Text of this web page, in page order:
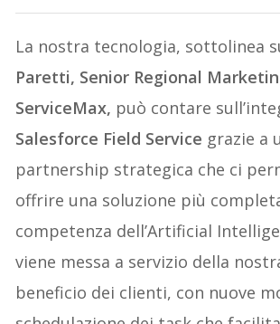
La nostra tecnologia, sottolinea
Paretti, Senior Regional
ServiceMax, può contare
Salesforce Field Service grazie a
partnership strategica che ci
offrire una soluzione più
competenza dell’Artificial
viene messa a servizio della
beneficio dei clienti, con nuove